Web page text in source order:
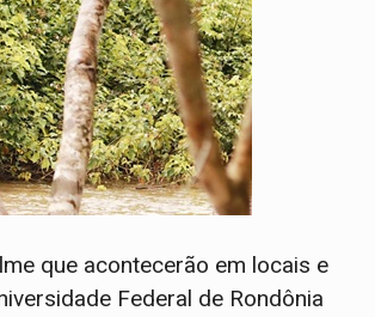
que acontecerão em locais e
Federal de Rondônia